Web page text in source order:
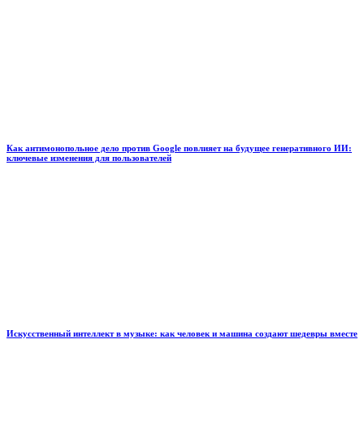
Как антимонопольное дело против Google повлияет на будущее генеративного ИИ:
ключевые изменения для пользователей
Искусственный интеллект в музыке: как человек и машина создают шедевры вместе